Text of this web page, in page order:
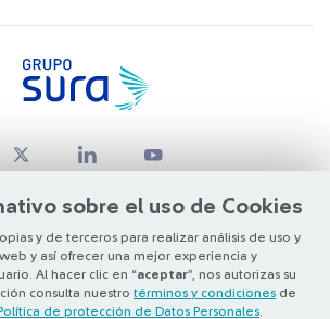
sobre el uso de Cookies
y de terceros para realizar análisis de uso y
y así ofrecer una mejor experiencia y
Al hacer clic en “aceptar”, nos autorizas su
consulta nuestro términos y condiciones de
de protección de Datos Personales
Grupo SURA 2026